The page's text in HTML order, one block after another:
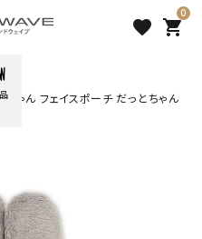
favorite
0
shopping_cart
うさぎの
ムーちゃん
search
ちゃん フェイスポーチ だっとちゃん